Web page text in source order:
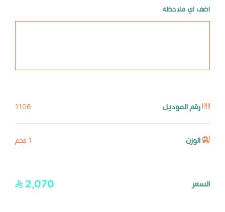
اضف اي ملاحظة
رقم الموديل 1106
الوزن 1 كجم
السعر 2,070